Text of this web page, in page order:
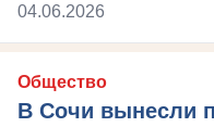
04.06.2026
Общество
В Сочи вынесли